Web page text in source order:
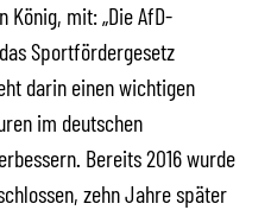
mit: „Die AfD-
Sportfördergesetz
darin einen wichtigen
im deutschen
Bereits 2016 wurde
zehn Jahre später